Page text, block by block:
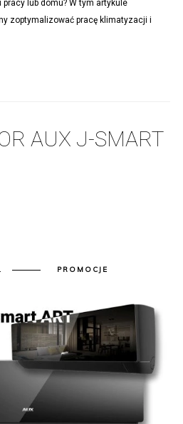
lub domu? W tym artykule
zoptymalizować pracę klimatyzacji i
AUX J-SMART
PROMOCJE